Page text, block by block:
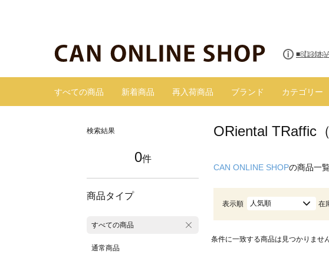
■8/13(木
すべての商品 新着商品 再入荷商品 ブランド カテゴリー
検索結果
0件
商品タイプ
すべての商品
通常商品
ORiental TRaffic
CAN ONLINE SHOPの商品一
表示順 人気順 在
条件に一致する商品は見つかりませ